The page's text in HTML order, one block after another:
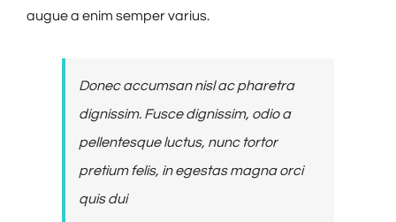
augue a enim semper varius.
Donec accumsan nisl ac pharetra
dignissim. Fusce dignissim, odio a
pellentesque luctus, nunc tortor
pretium felis, in egestas magna orci
quis dui